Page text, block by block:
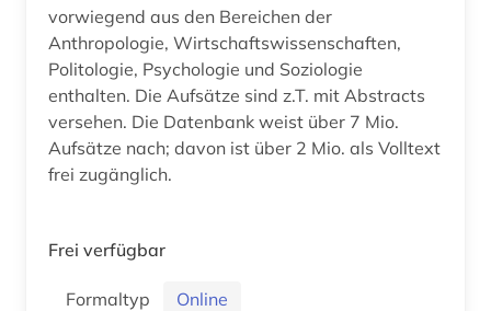
vorwiegend aus den Bereichen der
Anthropologie, Wirtschaftswissenschaften,
Politologie, Psychologie und Soziologie
enthalten. Die Aufsätze sind z.T. mit Abstracts
versehen. Die Datenbank weist über 7 Mio.
Aufsätze nach; davon ist über 2 Mio. als Volltext
frei zugänglich.
Frei verfügbar
Formaltyp
Online